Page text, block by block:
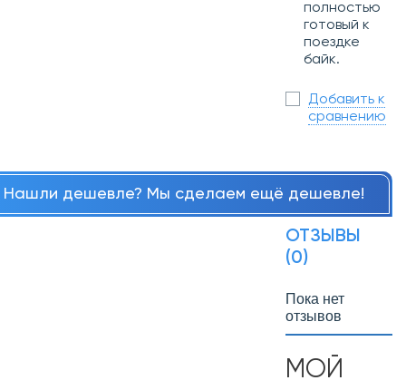
полностью
готовый к
поездке
байк.
Добавить к
сравнению
Нашли дешевле? Мы сделаем ещё дешевле!
ОТЗЫВЫ
(0)
Пока нет
отзывов
МОЙ